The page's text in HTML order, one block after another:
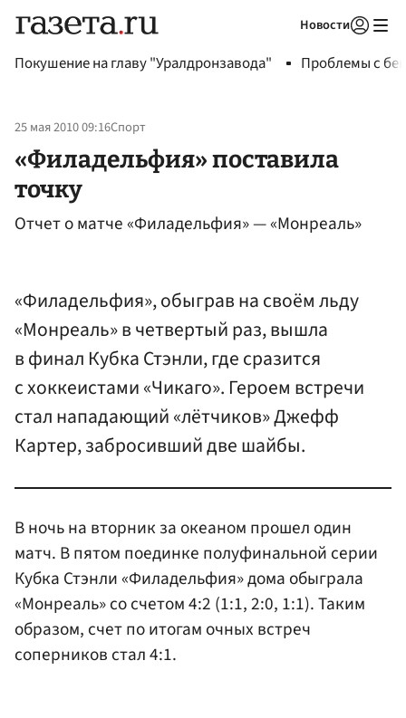
Новости
Покушение на главу "Уралдронзавода" Проблемы с
25 мая 2010 09:16Спорт
«Филадельфия» поставила
точку
Отчет о матче «Филадельфия» — «Монреаль»
«Филадельфия», обыграв на своём льду
«Монреаль» в четвертый раз, вышла
в финал Кубка Стэнли, где сразится
с хоккеистами «Чикаго». Героем встречи
стал нападающий «лётчиков» Джефф
Картер, забросивший две шайбы.
В ночь на вторник за океаном прошел один
матч. В пятом поединке полуфинальной серии
Кубка Стэнли «Филадельфия» дома обыграла
«Монреаль» со счетом 4:2 (1:1, 2:0, 1:1). Таким
образом, счет по итогам очных встреч
соперников стал 4:1.